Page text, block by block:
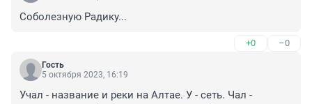
Соболезную Радику...
+0 –0
Гость
5 октября 2023, 16:19
Учал - название и реки на Алтае. У - сеть. Чал -